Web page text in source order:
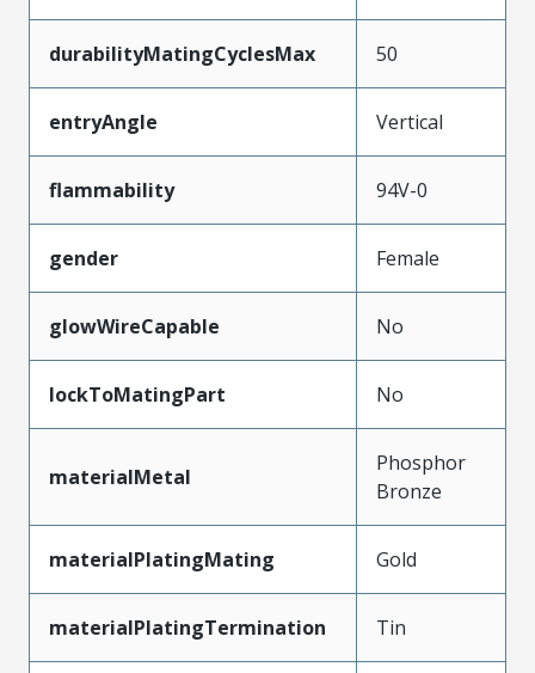
durabilityMatingCyclesMax 50
entryAngle Vertical
flammability 94V-0
gender Female
glowWireCapable No
lockToMatingPart No
materialMetal
Phosphor
Bronze
materialPlatingMating Gold
materialPlatingTermination Tin